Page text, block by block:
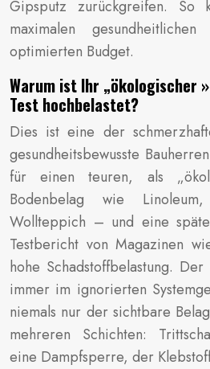
Gipsputz zurückgreifen. So
maximalen
optimierten Budget.
Warum ist Ihr „ökologischer
Test hochbelastet?
Dies ist eine der
gesundheitsbewusste
für einen teuren, als
Bodenbelag wie
Wollteppich – und eine
Testbericht von Magazinen
hohe Schadstoffbelastung.
immer im ignorierten
niemals nur der sichtbare
mehreren Schichten:
eine Dampfsperre, der